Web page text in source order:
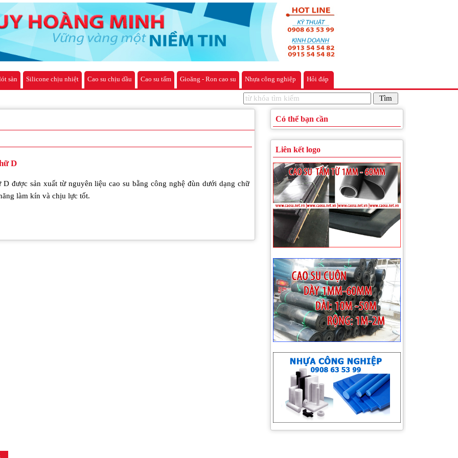
sàn Silicone chịu nhiệt Cao su chịu dầu Cao su tấm Gioăng - Ron cao su Nhựa công nghiệp Hỏi đáp
D
D được sản xuất từ nguyên liệu cao su bằng công nghệ đùn dưới dạng chữ
làm kín và chịu lực tốt.
Có thể bạn cần
Liên kết logo